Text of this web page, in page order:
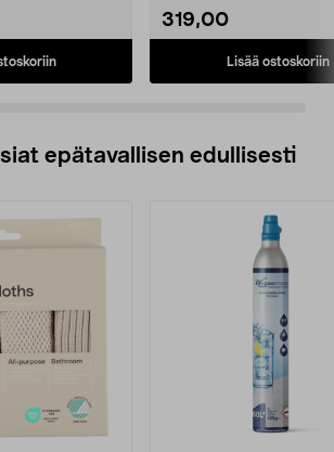
319,00
Lisää ostoskoriin
epätavallisen edullisesti